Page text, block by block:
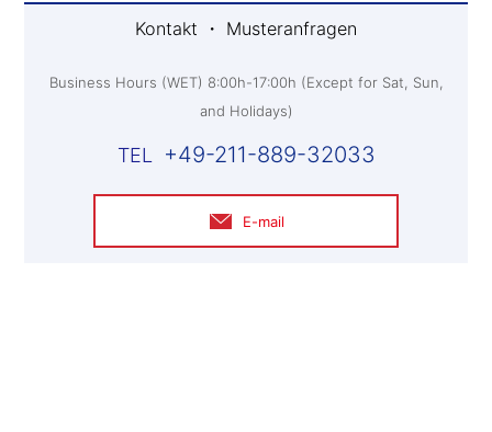
Kontakt ・ Musteranfragen
Business Hours (WET) 8:00h-17:00h (Except for Sat, Sun,
and Holidays)
+49-211-889-32033
E-mail